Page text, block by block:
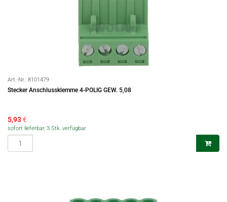
Art.-Nr.: 8101479
Stecker Anschlussklemme 4-POLIG GEW. 5,08
5,93€
sofort lieferbar, 3 Stk. verfügbar